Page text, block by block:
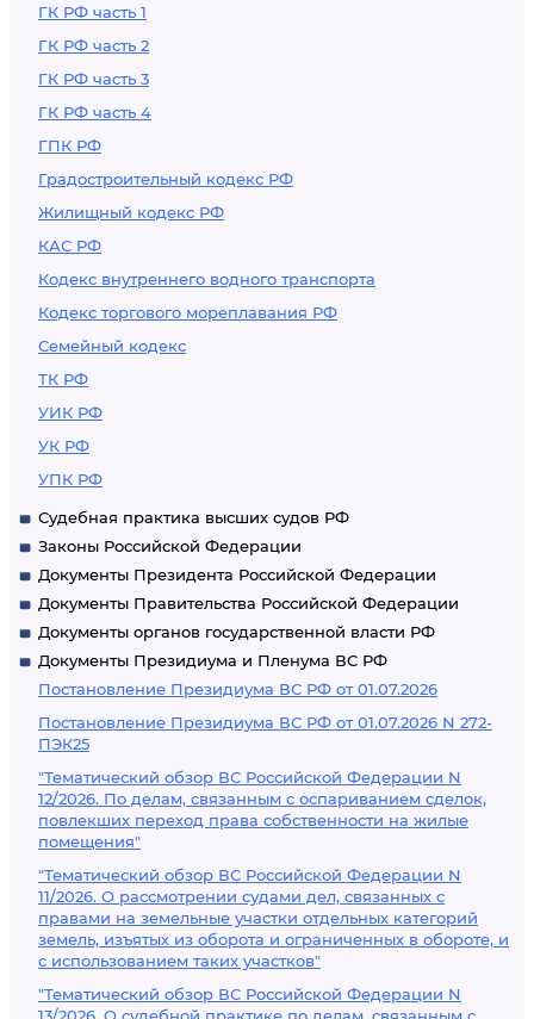
ГК РФ часть 1
ГК РФ часть 2
ГК РФ часть 3
ГК РФ часть 4
ГПК РФ
Градостроительный кодекс РФ
Жилищный кодекс РФ
КАС РФ
Кодекс внутреннего водного транспорта
Кодекс торгового мореплавания РФ
Семейный кодекс
ТК РФ
УИК РФ
УК РФ
УПК РФ
Судебная практика высших судов РФ
Законы Российской Федерации
Документы Президента Российской Федерации
Документы Правительства Российской Федерации
Документы органов государственной власти РФ
Документы Президиума и Пленума ВС РФ
Постановление Президиума ВС РФ от 01.07.2026
Постановление Президиума ВС РФ от 01.07.2026 N 272-
ПЭК25
"Тематический обзор ВС Российской Федерации N
12/2026. По делам, связанным с оспариванием сделок,
повлекших переход права собственности на жилые
помещения"
"Тематический обзор ВС Российской Федерации N
11/2026. О рассмотрении судами дел, связанных с
правами на земельные участки отдельных категорий
земель, изъятых из оборота и ограниченных в обороте, и
с использованием таких участков"
"Тематический обзор ВС Российской Федерации N